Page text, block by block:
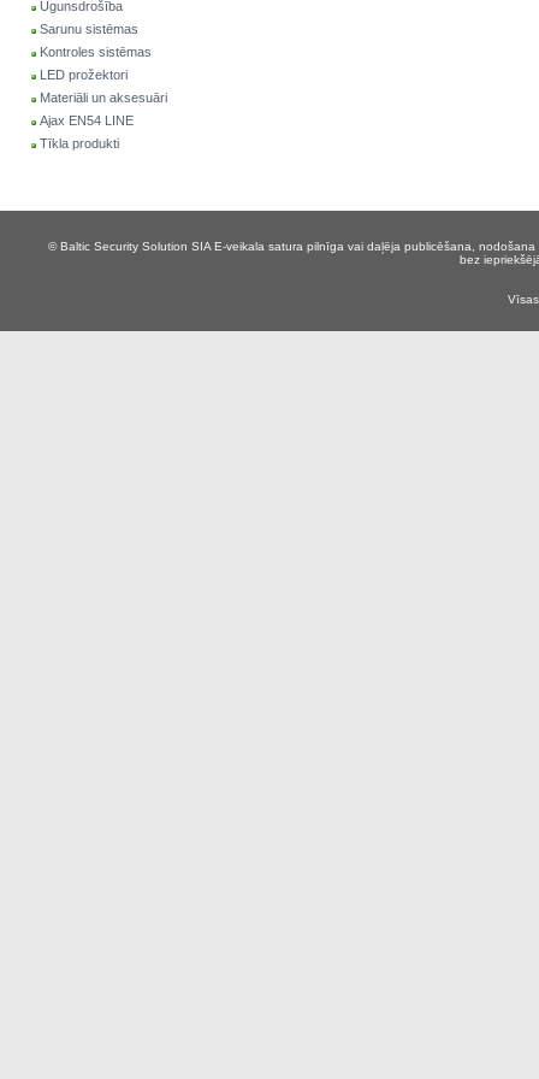
Ugunsdrošība
Sarunu sistēmas
Kontroles sistēmas
LED prožektori
Materiāli un aksesuāri
Ajax EN54 LINE
Tīkla produkti
© Baltic Security Solution SIA E-veikala satura pilnīga vai daļēja publicēšana,
bez